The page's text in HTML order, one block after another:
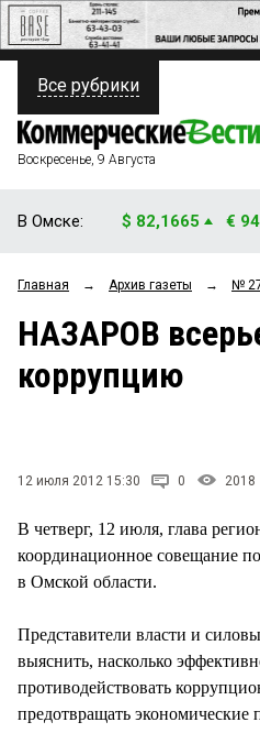
ПОЛИТИКА
ФИНАНСЫ
ОБЩЕСТВО
ЗАКОН
НОВОСТИ КОМПАНИЙ
Все рубрики
Воскресенье, 9 Августа
В Омске: $ 82,1665 €
Главная → Архив газеты → №
НАЗАРОВ
коррупцию
12 июля 2012 15:30 0 2018
В четверг, 12 июля, глава
координационное совещание
в Омской области.
Представители власти и
выяснить, насколько
противодействовать
предотвращать экономические